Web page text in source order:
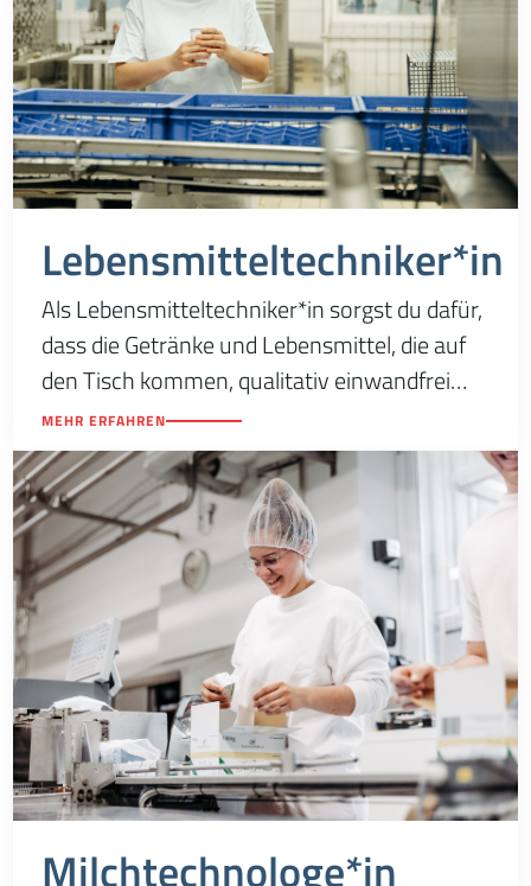
Lebensmitteltechniker*in
Als Lebensmitteltechniker*in sorgst du dafür,
dass die Getränke und Lebensmittel, die auf
den Tisch kommen, qualitativ einwandfrei
sind.
MEHR ERFAHREN
Milchtechnologe*in